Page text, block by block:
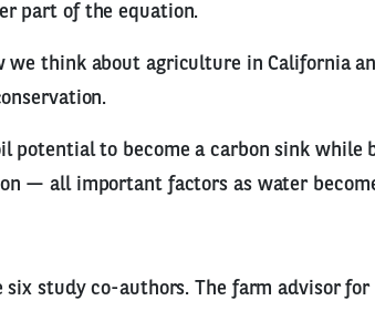
part of the equation.
we think about agriculture in California
potential to become a carbon sink
— all important factors as water
study co-authors. The farm advisor for